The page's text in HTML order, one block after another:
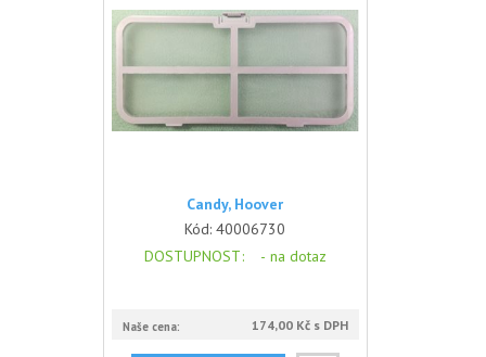
Candy, Hoover
Kód:40006730
DOSTUPNOST: - na dotaz
Naše cena: 174,00 Kč s DPH